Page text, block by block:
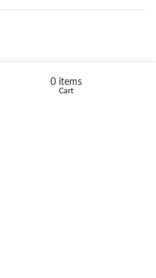
0 items
Cart